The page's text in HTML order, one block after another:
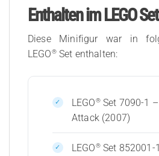
Enthalten im LEGO Set
Diese Minifigur war in
LEGO®Set enthalten:
LEGO®Set 7090-1
Attack (2007)
LEGO®Set 852001-